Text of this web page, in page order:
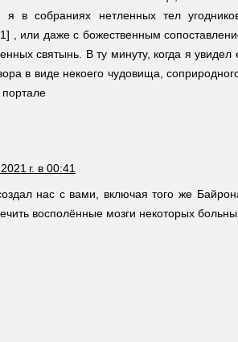
я в собраниях нетленных тел
, или даже с божественным
святынь. В ту минуту, когда я
в виде некоего чудовища,
г. в 00:41
нас с вами, включая того же
восполённые мозги некоторых